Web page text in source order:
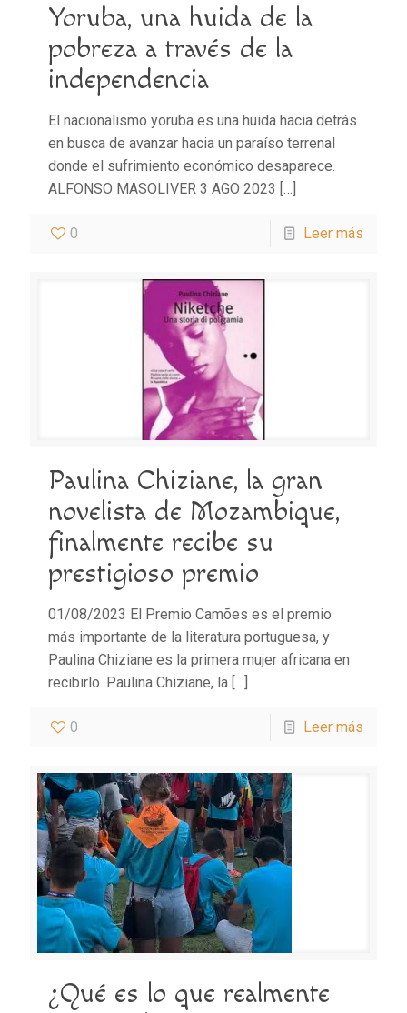
Yoruba, una huida de la
pobreza a través de la
independencia
El nacionalismo yoruba es una huida hacia detrás
en busca de avanzar hacia un paraíso terrenal
donde el sufrimiento económico desaparece.
ALFONSO MASOLIVER 3 AGO 2023 […]
0 Leer más
Paulina Chiziane, la gran
novelista de Mozambique,
finalmente recibe su
prestigioso premio
01/08/2023 El Premio Camões es el premio
más importante de la literatura portuguesa, y
Paulina Chiziane es la primera mujer africana en
recibirlo. Paulina Chiziane, la […]
0 Leer más
¿Qué es lo que realmente